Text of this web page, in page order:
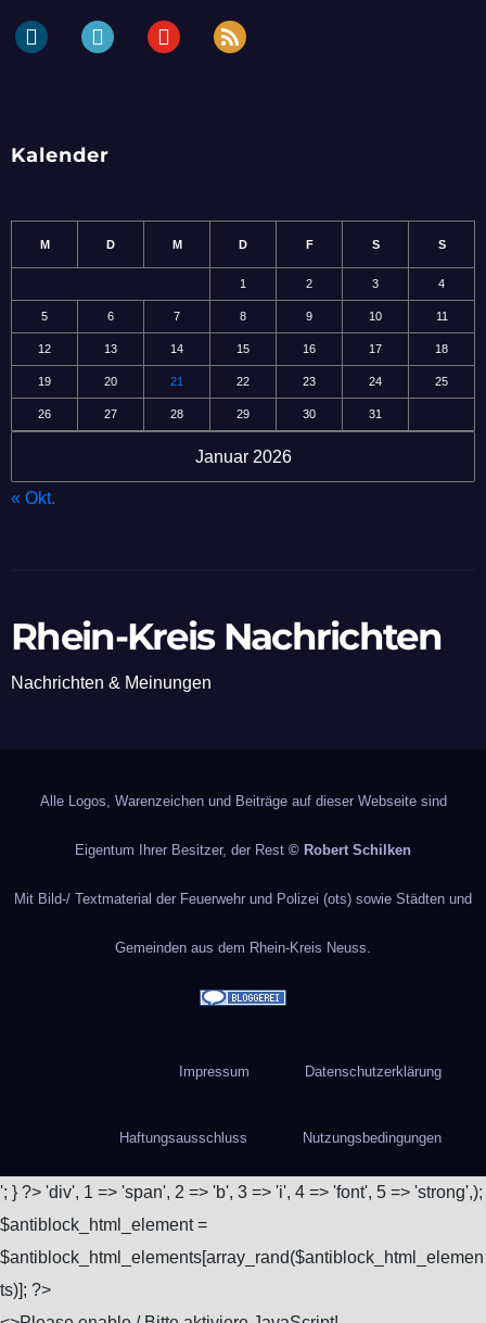
dailymotionperiscopeyoutube rss
Kalender
Januar 2026
M D M D F S S
1 2 3 4
5 6 7 8 9 10 11
12 13 14 15 16 17 18
19 20 21 22 23 24 25
26 27 28 29 30 31
« Okt.
Rhein-Kreis Nachrichten
Nachrichten & Meinungen
Alle Logos, Warenzeichen und Beiträge auf dieser Webseite sind
Eigentum Ihrer Besitzer, der Rest © Robert Schilken
Mit Bild-/ Textmaterial der Feuerwehr und Polizei (ots) sowie Städten und
Gemeinden aus dem Rhein-Kreis Neuss.
Impressum Datenschutzerklärung
Haftungsausschluss Nutzungsbedingungen
'; } ?> 'div', 1 => 'span', 2 => 'b', 3 => 'i', 4 => 'font', 5 => 'strong',);
$antiblock_html_element =
$antiblock_html_elements[array_rand($antiblock_html_elemen
ts)]; ?>